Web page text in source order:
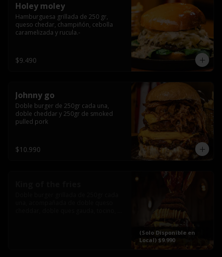
Holey moley
Hamburguesa grillada de 250 gr,
queso chedar, champiñón, cebolla
caramelizada y rucula.-
$9.490
Johnny go
Doble burger de 250gr cada una,
doble cheddar y 250gr de smoked
pulled pork
$10.990
(Solo Disponible en
Local) $9.990